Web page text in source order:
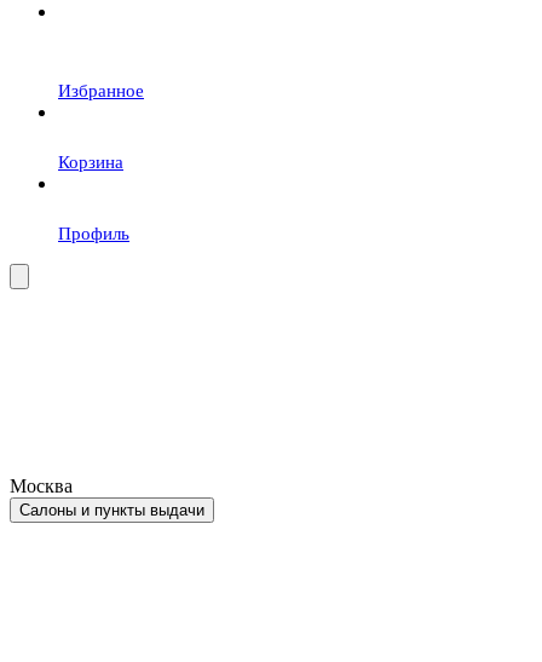
Избранное
Корзина
Профиль
Москва
Салоны и пункты выдачи